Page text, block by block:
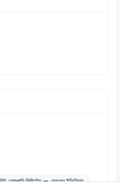
কোম্পানি লিমিটেড — সেকশন ইঞ্জিনিয়ার